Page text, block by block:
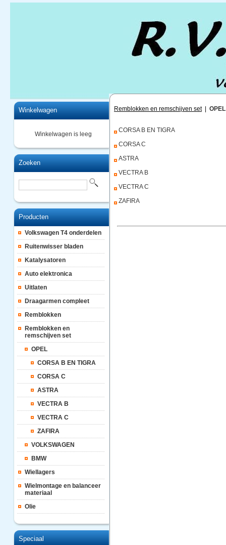
Winkelwagen
Winkelwagen is leeg
Zoeken
Producten
Volkswagen T4 onderdelen
Ruitenwisser bladen
Katalysatoren
Auto elektronica
Uitlaten
Draagarmen compleet
Remblokken
Remblokken en
remschijven set
OPEL
CORSA B EN TIGRA
CORSA C
ASTRA
VECTRA B
VECTRA C
ZAFIRA
VOLKSWAGEN
BMW
Wiellagers
Wielmontage en balanceer
materiaal
Olie
Speciaal
Remblokken en remschijven set| OPEL
CORSA B EN TIGRA
CORSA C
ASTRA
VECTRA B
VECTRA C
ZAFIRA